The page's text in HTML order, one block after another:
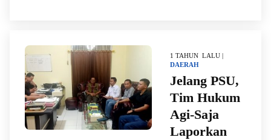
1 TAHUN LALU |
DAERAH
Jelang PSU,
Tim Hukum
Agi-Saja
Laporkan